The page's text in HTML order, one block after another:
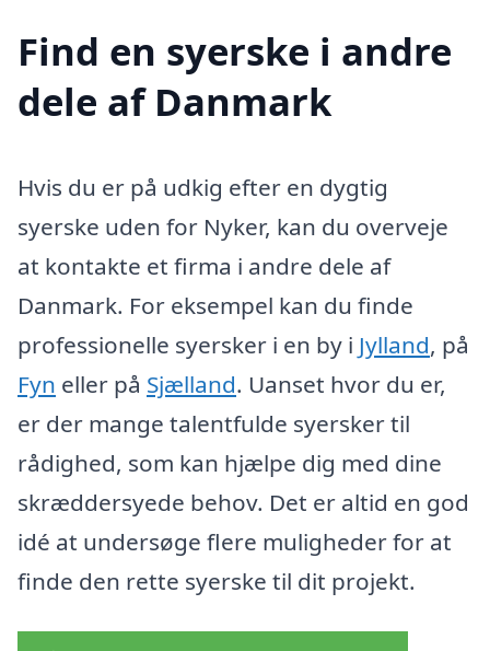
Find en syerske i andre
dele af Danmark
Hvis du er på udkig efter en dygtig
syerske uden for Nyker, kan du overveje
at kontakte et firma i andre dele af
Danmark. For eksempel kan du finde
professionelle syersker i en by i Jylland, på
Fyn eller på Sjælland. Uanset hvor du er,
er der mange talentfulde syersker til
rådighed, som kan hjælpe dig med dine
skræddersyede behov. Det er altid en god
idé at undersøge flere muligheder for at
finde den rette syerske til dit projekt.